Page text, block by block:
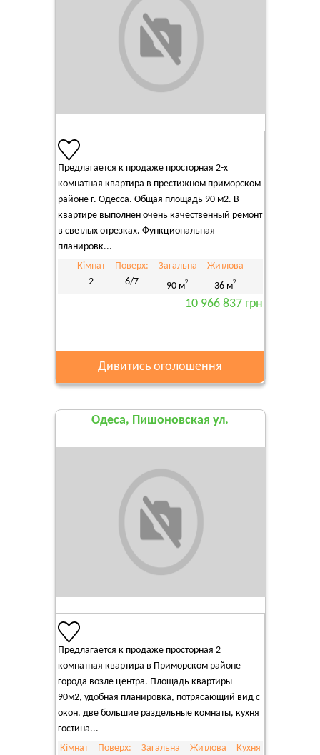
Предлагается к продаже просторная 2-х
комнатная квартира в престижном приморском
районе г. Одесса. Общая площадь 90 м2. В
квартире выполнен очень качественный ремонт
в светлых отрезках. Функциональная
планировк...
Кімнат
2
Поверх:
6/7
Загальна
90 м2
Житлова
36 м2
10 966 837 грн
Дивитись оголошення
Одеса, Пишоновская ул.
Предлагается к продаже просторная 2
комнатная квартира в Приморском районе
города возле центра. Площадь квартиры -
90м2, удобная планировка, потрясающий вид с
окон, две большие раздельные комнаты, кухня
гостина...
Кімнат
Поверх:
Загальна
Житлова
Кухня